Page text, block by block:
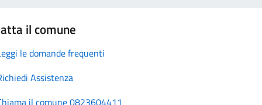
il comune
le domande frequenti
Assistenza
il comune 0823604411